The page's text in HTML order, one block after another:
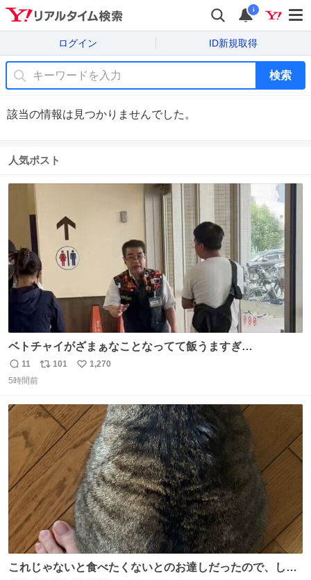
i
ログイン ID新規取得
検索
該当の情報は見つかりませんでした。
人気ポスト
ベトチャイがざまぁなことなってて飯うますぎ
る〜〜〜！！！！！！！！ 店員さんの神対応によって先頭
並んでたのに列からハブられてたwwwwwwwwwwww
返
信
11
リ
ト
101
い
数
1,270
5時間前
これじゃないと食べたくないとのお達しだったので、しっ